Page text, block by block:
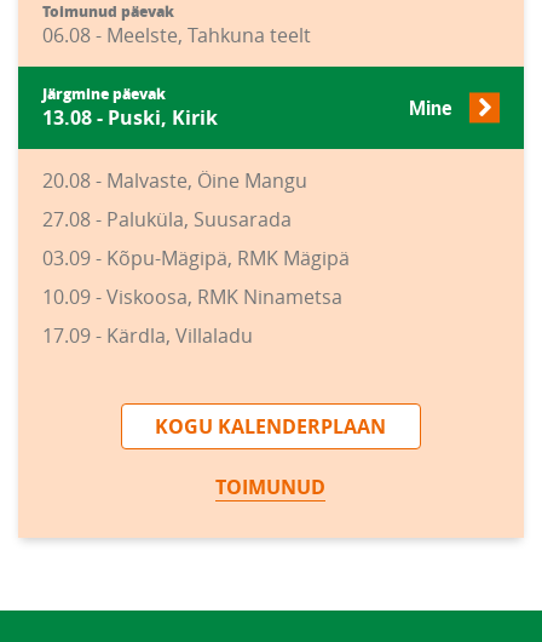
Toimunud päevak
06.08 - Meelste, Tahkuna teelt
Järgmine päevak
13.08 - Puski, Kirik Mine
20.08 - Malvaste, Öine Mangu
27.08 - Paluküla, Suusarada
03.09 - Kõpu-Mägipä, RMK Mägipä
10.09 - Viskoosa, RMK Ninametsa
17.09 - Kärdla, Villaladu
KOGU KALENDERPLAAN
TOIMUNUD